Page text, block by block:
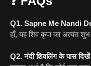
Q1. Sapne Me Nandi
हाँ, यह शिव कृपा का अत्यंत
Q2. नंदी शिवलिंग के पास दिखें